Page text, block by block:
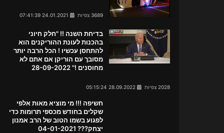
3689 צפיות
בדיחת השנה !! "חלק חיוני
בהכנות לעונת ההוריקנים הוא
להתחסן עכשיו ! הכל הרבה יותר
מסובך עם הוריקן אם אתם לא
מחוסנים !" 28-09-2022
2028 צפיות
חשיפה !!! מי מוציא מאות אלפי
שקלים בחודש מכספי תרומות כדי
לפגוע בשמו הטוב של הרב אמנון
יצחק??? 04-01-2021